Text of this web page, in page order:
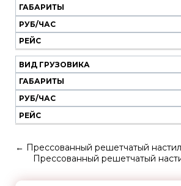
ГАБАРИТЫ
РУБ/ЧАС
РЕЙС
ВИД ГРУЗОВИКА
ГАБАРИТЫ
РУБ/ЧАС
РЕЙС
← Прессованный решетчатый
Прессованный решетчатый